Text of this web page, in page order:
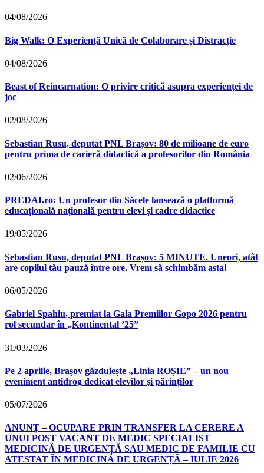
04/08/2026
Big Walk: O Experiență Unică de Colaborare și Distracție
04/08/2026
Beast of Reincarnation: O privire critică asupra experienței de
joc
02/08/2026
Sebastian Rusu, deputat PNL Brașov: 80 de milioane de euro
pentru prima de carieră didactică a profesorilor din România
02/06/2026
PREDAI.ro: Un profesor din Săcele lansează o platformă
educațională națională pentru elevi și cadre didactice
19/05/2026
Sebastian Rusu, deputat PNL Brașov: 5 MINUTE. Uneori, atât
are copilul tău pauză între ore. Vrem să schimbăm asta!
06/05/2026
Gabriel Spahiu, premiat la Gala Premiilor Gopo 2026 pentru
rol secundar în „Kontinental ’25”
31/03/2026
Pe 2 aprilie, Brașov găzduiește „Linia ROȘIE” – un nou
eveniment antidrog dedicat elevilor și părinților
05/07/2026
ANUNȚ – OCUPARE PRIN TRANSFER LA CERERE A
UNUI POST VACANT DE MEDIC SPECIALIST
MEDICINĂ DE URGENȚĂ SAU MEDIC DE FAMILIE CU
ATESTAT ÎN MEDICINĂ DE URGENȚĂ – IULIE 2026